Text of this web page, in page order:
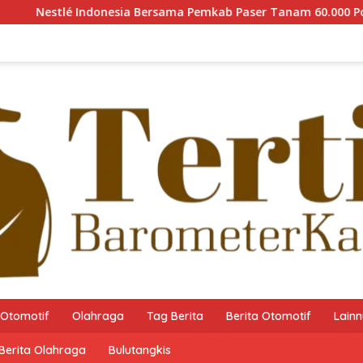
Bersama Pemkab Paser Tanam 60.000 Pohon Mangrove
Otomotif Olahraga Tag Berita Berita Otomotif
Olahraga Bulutangkis